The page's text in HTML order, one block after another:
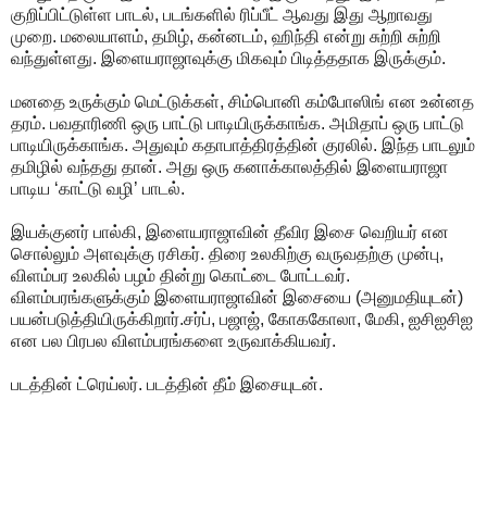
குறிப்பிட்டுள்ள பாடல், படங்களில் ரிப்பீட் ஆவது இது ஆறாவது
முறை. மலையாளம், தமிழ், கன்னடம், ஹிந்தி என்று சுற்றி சுற்றி
வந்துள்ளது. இளையராஜாவுக்கு மிகவும் பிடித்ததாக இருக்கும்.
மனதை உருக்கும் மெட்டுக்கள், சிம்பொனி கம்போஸிங் என உன்னத
தரம். பவதாரிணி ஒரு பாட்டு பாடியிருக்காங்க. அமிதாப் ஒரு பாட்டு
பாடியிருக்காங்க. அதுவும் கதாபாத்திரத்தின் குரலில். இந்த பாடலும்
தமிழில் வந்தது தான். அது ஒரு கனாக்காலத்தில் இளையராஜா
பாடிய ‘காட்டு வழி’ பாடல்.
இயக்குனர் பால்கி, இளையராஜாவின் தீவிர இசை வெறியர் என
சொல்லும் அளவுக்கு ரசிகர். திரை உலகிற்கு வருவதற்கு முன்பு,
விளம்பர உலகில் பழம் தின்று கொட்டை போட்டவர்.
விளம்பரங்களுக்கும் இளையராஜாவின் இசையை (அனுமதியுடன்)
பயன்படுத்தியிருக்கிறார்.சர்ப், பஜாஜ், கோககோலா, மேகி, ஐசிஐசிஐ
என பல பிரபல விளம்பரங்களை உருவாக்கியவர்.
படத்தின் ட்ரெய்லர். படத்தின் தீம் இசையுடன்.